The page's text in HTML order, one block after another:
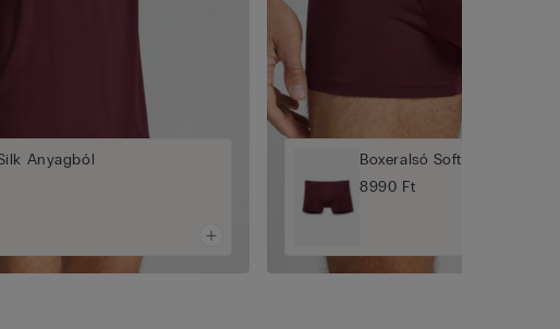
Anyagból
Boxeralsó Soft Silk
8990 Ft